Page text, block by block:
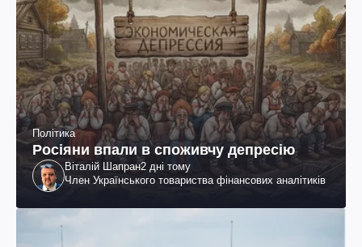
Політика
Росіяни впали в споживчу депресію
Віталій Шапран2 дні тому
Член Українського товариства фінансових аналітиків